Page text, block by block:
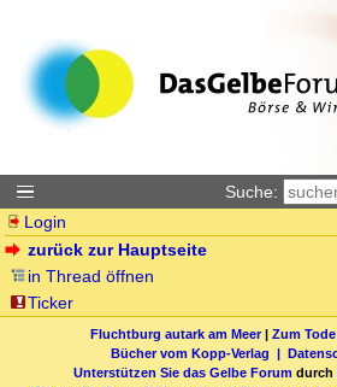
Suche:
Login
zurück zur Hauptseite
in Thread öffnen
Ticker
Fluchtburg autark am Meer| Zum
Bücher vom Kopp-Verlag |
Unterstützen Sie das Gelbe Forum durch